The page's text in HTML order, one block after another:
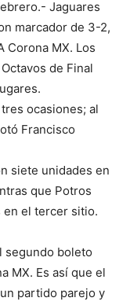
Jaguares
marcador de 3-2,
Corona MX. Los
de Final
ocasiones; al
Francisco
siete unidades en
que Potros
en el tercer sitio.
segundo boleto
MX. Es así que el
partido parejo y